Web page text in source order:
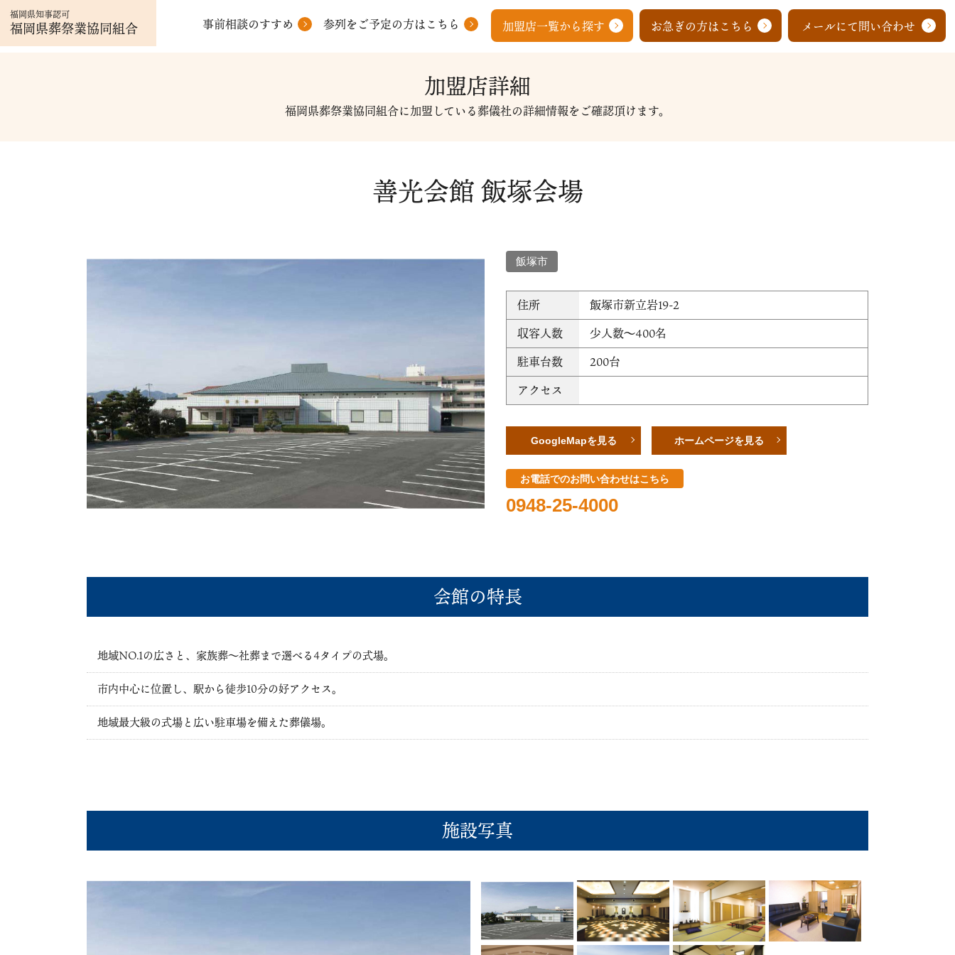
福岡県知事認可
福岡県葬祭業協同組合 事前相談のすすめ 参列をご予定の方はこちら 加盟店一覧から探す お急ぎの方はこちら メールにて問い合わせ
加盟店詳細
福岡県葬祭業協同組合に加盟している葬儀社の詳細情報をご確認頂けます。
善光会館 飯塚会場
飯塚市
住所
飯塚市新立岩19-2
収容人数
少人数～400名
駐車台数
200台
アクセス
GoogleMapを見る ホームページを見る
お電話でのお問い合わせはこちら
0948-25-4000
会館の特長
地域NO.1の広さと、家族葬～社葬まで選べる4タイプの式場。
市内中心に位置し、駅から徒歩10分の好アクセス。
地域最大級の式場と広い駐車場を備えた葬儀場。
施設写真